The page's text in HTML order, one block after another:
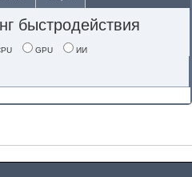
быстродействия
GPU ИИ